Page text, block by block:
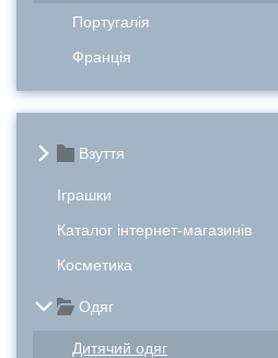
Португалія
Франція
Взуття
Іграшки
Каталог інтернет-магазинів
Косметика
Одяг
Дитячий одяг